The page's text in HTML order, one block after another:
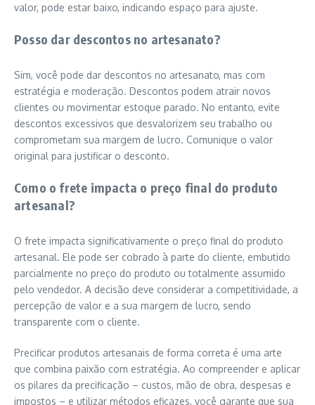
valor, pode estar baixo, indicando espaço para ajuste.
Posso dar descontos no artesanato?
Sim, você pode dar descontos no artesanato, mas com
estratégia e moderação. Descontos podem atrair novos
clientes ou movimentar estoque parado. No entanto, evite
descontos excessivos que desvalorizem seu trabalho ou
comprometam sua margem de lucro. Comunique o valor
original para justificar o desconto.
Como o frete impacta o preço final do produto
artesanal?
O frete impacta significativamente o preço final do produto
artesanal. Ele pode ser cobrado à parte do cliente, embutido
parcialmente no preço do produto ou totalmente assumido
pelo vendedor. A decisão deve considerar a competitividade, a
percepção de valor e a sua margem de lucro, sendo
transparente com o cliente.
Precificar produtos artesanais de forma correta é uma arte
que combina paixão com estratégia. Ao compreender e aplicar
os pilares da precificação – custos, mão de obra, despesas e
impostos – e utilizar métodos eficazes, você garante que sua